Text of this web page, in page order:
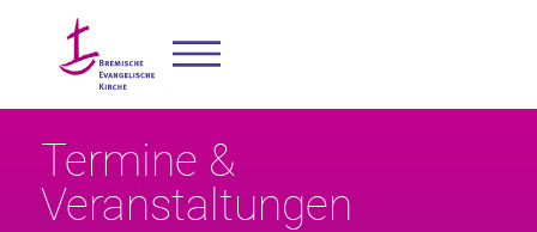
Termine &
Veranstaltungen